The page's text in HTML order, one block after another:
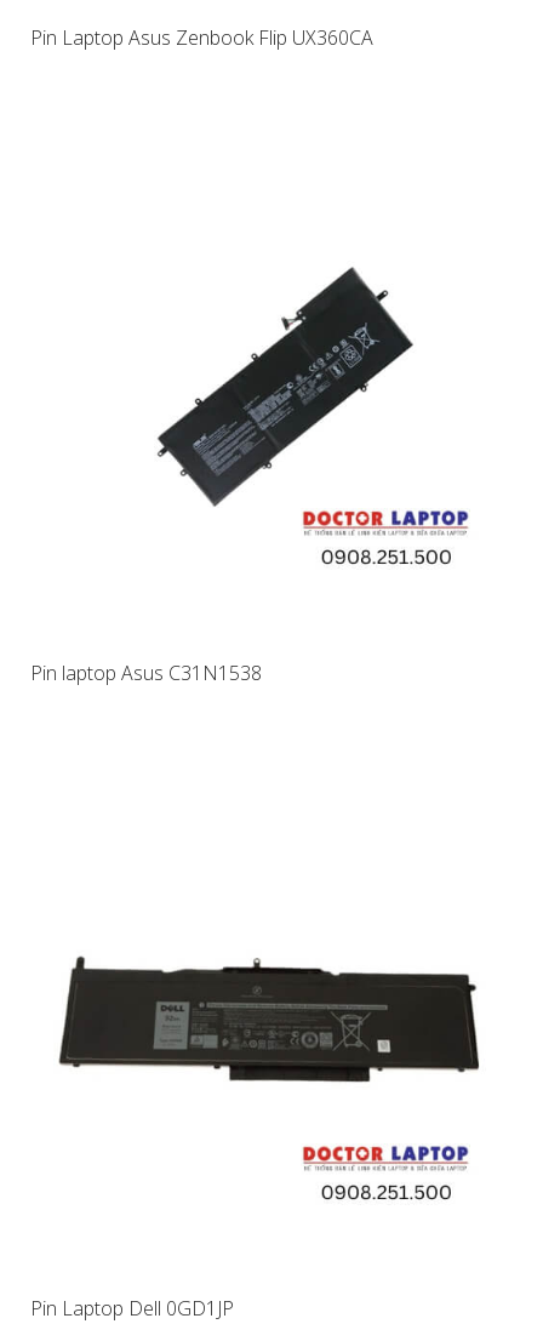
Pin Laptop Asus Zenbook Flip UX360CA
Pin laptop Asus C31N1538
Pin Laptop Dell 0GD1JP